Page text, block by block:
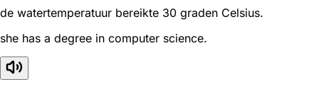
de watertemperatuur bereikte 30 graden Celsius.
she has a degree in computer science.